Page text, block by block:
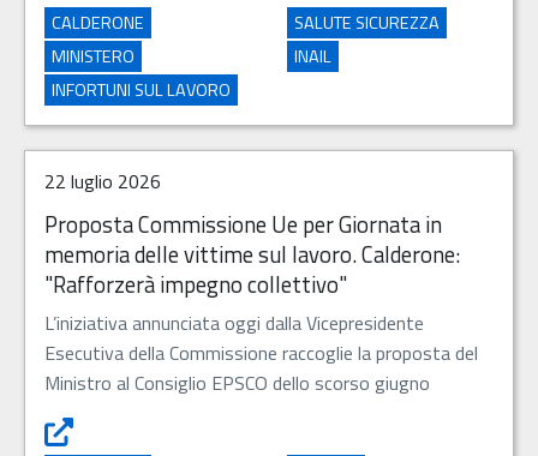
CALDERONE
MINISTERO
INFORTUNI SUL LAVORO
SALUTE SICUREZZA
INAIL
22 luglio 2026
Proposta Commissione Ue per Giornata in
memoria delle vittime sul lavoro. Calderone:
"Rafforzerà impegno collettivo"
L’iniziativa annunciata oggi dalla Vicepresidente
Esecutiva della Commissione raccoglie la proposta del
Ministro al Consiglio EPSCO dello scorso giugno